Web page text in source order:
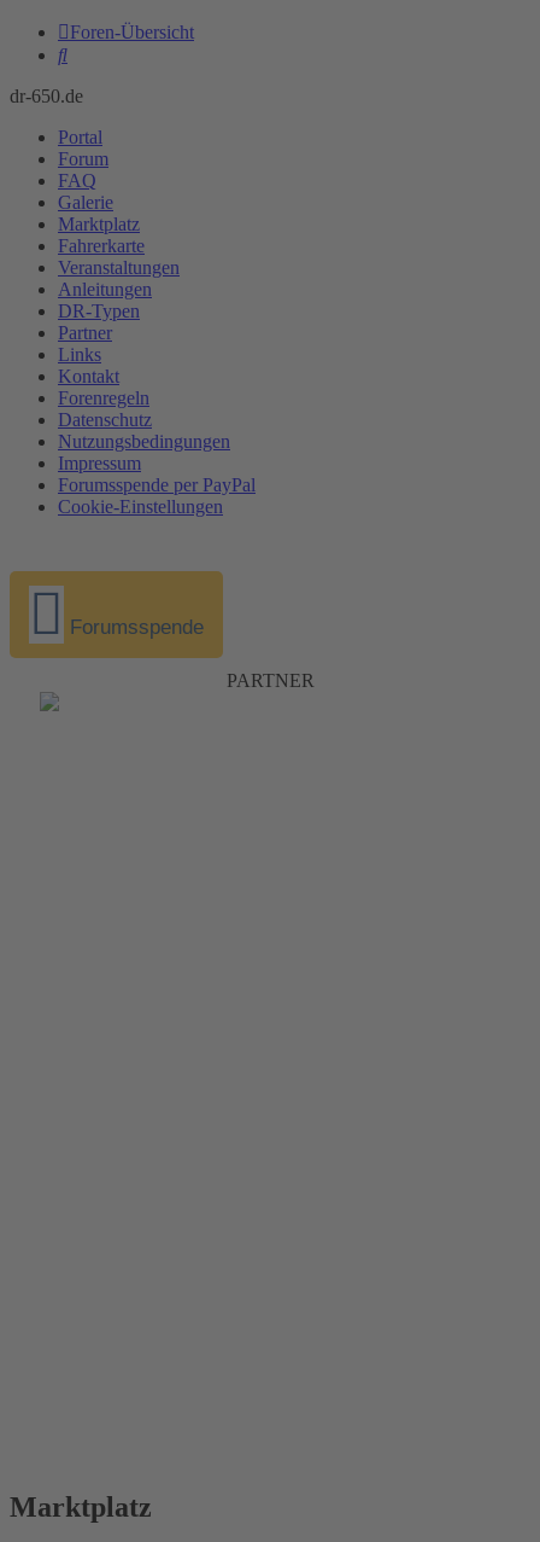
Foren-Übersicht
Suche
dr-650.de
Portal
Forum
FAQ
Galerie
Marktplatz
Fahrerkarte
Veranstaltungen
Anleitungen
DR-Typen
Partner
Links
Kontakt
Forenregeln
Datenschutz
Nutzungsbedingungen
Impressum
Forumsspende per PayPal
Cookie-Einstellungen
Forumsspende
PARTNER
Marktplatz